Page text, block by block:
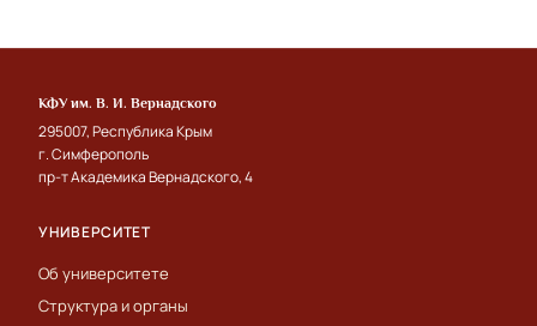
КФУ им. В. И. Вернадского
295007, Республика Крым
г. Симферополь
пр-т Академика Вернадского, 4
УНИВЕРСИТЕТ
Об университете
Структура и органы